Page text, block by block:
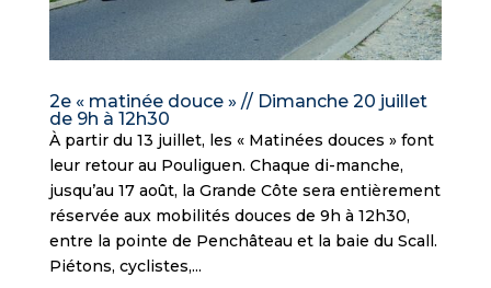
2e « matinée douce » // Dimanche 20 juillet
de 9h à 12h30
À partir du 13 juillet, les « Matinées douces » font
leur retour au Pouliguen. Chaque di-manche,
jusqu’au 17 août, la Grande Côte sera entièrement
réservée aux mobilités douces de 9h à 12h30,
entre la pointe de Penchâteau et la baie du Scall.
Piétons, cyclistes,...